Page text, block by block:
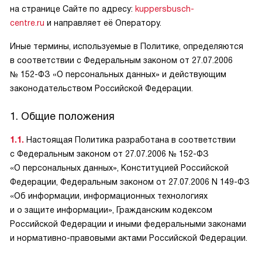
на странице Сайте по адресу: kuppersbusch-
centre.ru и направляет её Оператору.
Иные термины, используемые в Политике, определяются
в соответствии с Федеральным законом от 27.07.2006
№ 152-ФЗ «О персональных данных» и действующим
законодательством Российской Федерации.
1. Общие положения
1.1. Настоящая Политика разработана в соответствии
с Федеральным законом от 27.07.2006 № 152-ФЗ
«О персональных данных», Конституцией Российской
Федерации, Федеральным законом от 27.07.2006 N 149-ФЗ
«Об информации, информационных технологиях
и о защите информации», Гражданским кодексом
Российской Федерации и иными федеральными законами
и нормативно-правовыми актами Российской Федерации.